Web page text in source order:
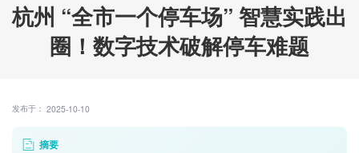
杭州 “全市一个停车场” 智慧实践出
圈！数字技术破解停车难题
发布于： 2025-10-10
摘要